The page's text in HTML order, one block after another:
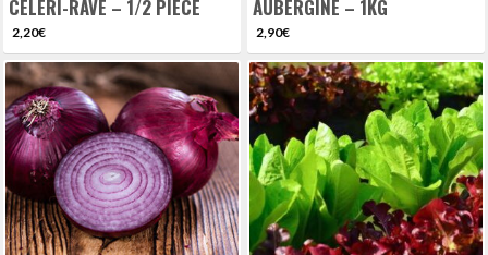
CÉLERI-RAVE – 1/2 PIÈCE
2,20€
AUBERGINE – 1KG
2,90€